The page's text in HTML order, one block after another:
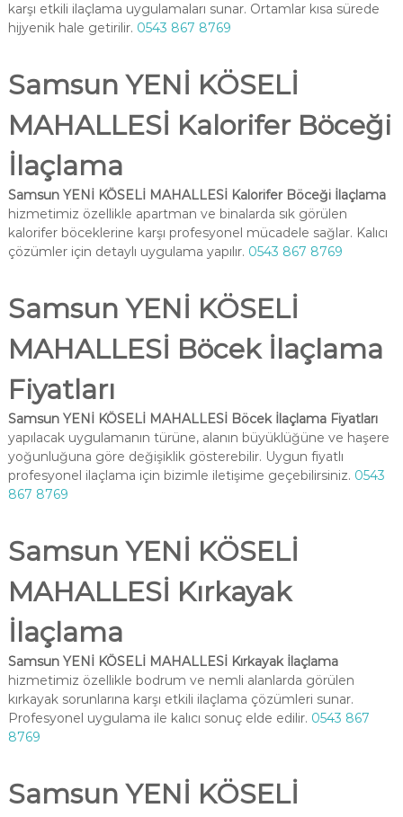
karşı etkili ilaçlama uygulamaları sunar. Ortamlar kısa sürede
hijyenik hale getirilir. 0543 867 8769
Samsun YENİ KÖSELİ
MAHALLESİ Kalorifer Böceği
İlaçlama
Samsun YENİ KÖSELİ MAHALLESİ Kalorifer Böceği İlaçlama
hizmetimiz özellikle apartman ve binalarda sık görülen
kalorifer böceklerine karşı profesyonel mücadele sağlar. Kalıcı
çözümler için detaylı uygulama yapılır. 0543 867 8769
Samsun YENİ KÖSELİ
MAHALLESİ Böcek İlaçlama
Fiyatları
Samsun YENİ KÖSELİ MAHALLESİ Böcek İlaçlama Fiyatları
yapılacak uygulamanın türüne, alanın büyüklüğüne ve haşere
yoğunluğuna göre değişiklik gösterebilir. Uygun fiyatlı
profesyonel ilaçlama için bizimle iletişime geçebilirsiniz. 0543
867 8769
Samsun YENİ KÖSELİ
MAHALLESİ Kırkayak
İlaçlama
Samsun YENİ KÖSELİ MAHALLESİ Kırkayak İlaçlama
hizmetimiz özellikle bodrum ve nemli alanlarda görülen
kırkayak sorunlarına karşı etkili ilaçlama çözümleri sunar.
Profesyonel uygulama ile kalıcı sonuç elde edilir. 0543 867
8769
Samsun YENİ KÖSELİ